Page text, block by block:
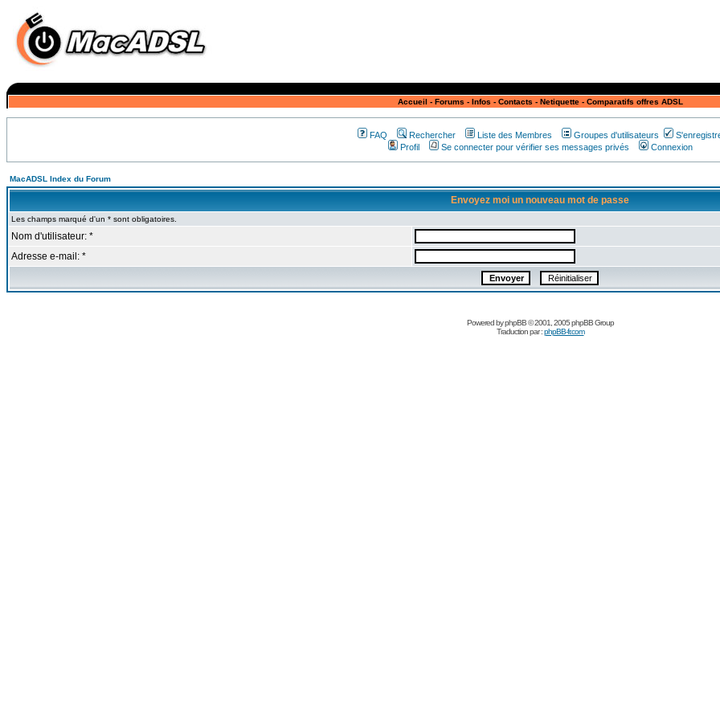
Accueil - Forums - Infos - Contacts - Netiquette- Comparatifs offres ADSL
FAQ Rechercher Liste des Membres Groupes d'utilisateurs
Profil
Se connecter pour vérifier ses messages privés Connexion
MacADSL Index du Forum
Envoyez moi un nouveau mot de passe
Les champs marqué d'un * sont obligatoires.
Nom d'utilisateur: *
Adresse e-mail: *
Powered byphpBB© 2001, 2005 phpBB Group
Traduction par :phpBB-fr.com